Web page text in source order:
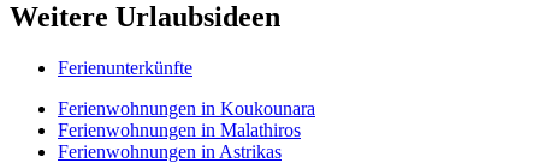
Weitere Urlaubsideen
Ferienunterkünfte
Ferienwohnungen in Koukounara
Ferienwohnungen in Malathiros
Ferienwohnungen in Astrikas